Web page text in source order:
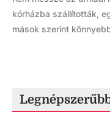
kórházba szállították,
mások szerint